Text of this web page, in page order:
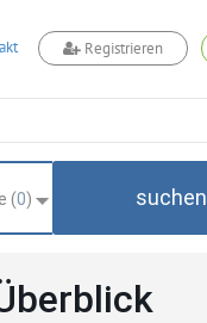
Registrieren
(0) suchen